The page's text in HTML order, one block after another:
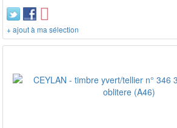
+ ajout à ma sélection